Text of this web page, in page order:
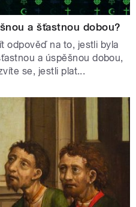
a šťastnou dobou?
odpověď na to, jestli byla
a úspěšnou dobou,
se, jestli plat...